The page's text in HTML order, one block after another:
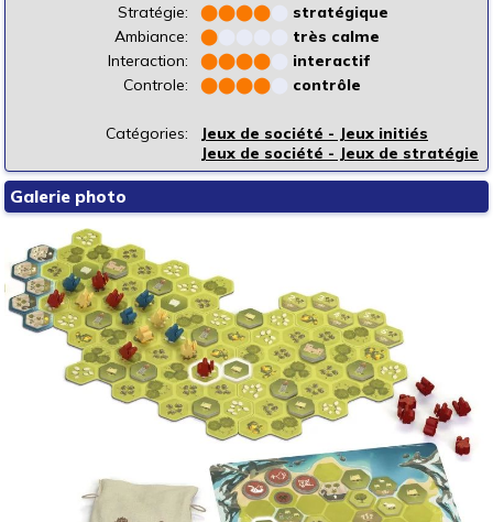
Stratégie:
⬤⬤⬤⬤
stratégique
Ambiance:
⬤
très calme
Interaction:
⬤⬤⬤⬤
interactif
Controle:
⬤⬤⬤⬤ contrôle
Catégories:
Jeux de société - Jeux initiés
Jeux de société - Jeux de stratégie
Galerie photo